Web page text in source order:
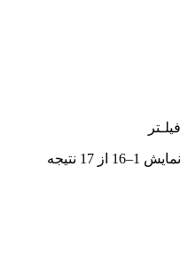
فیلـتر
نمایش 1–16 از 17 نتیجه